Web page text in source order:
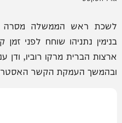
לשכת ראש הממשלה
בנימין נתניהו שוחח לפני
ארצות הברית מרקו רוביו, ודן
ובהמשך העמקת הקשר